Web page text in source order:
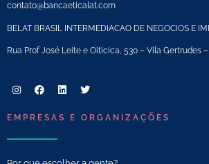
contato@bancaeticalat.com
BELAT BRASIL INTERMEDIACAO DE NEGOCIOS E
Rua Prof José Leite e Oiticica, 530 – Vila Gertrudes
EMPRESAS E ORGANIZAÇÕES